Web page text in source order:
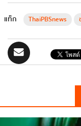
แท็ก ThaiPBSnews